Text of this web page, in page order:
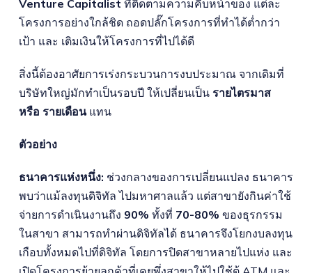
Venture Capitalist ที่ติดตามความคืบหน้าของ แต่ละ
โครงการอย่างใกล้ชิด ถอดปลั๊กโครงการที่ทำได้ต่ำกว่า
เป้า และ เติมเงินให้โครงการที่ไปได้ดี
สิ่งนี้ต้องอาศัยการเร่งกระบวนการงบประมาณ จากเดิมที่
บริษัทใหญ่มักทำเป็นรอบปี ให้เปลี่ยนเป็น รายไตรมาส
หรือ รายเดือนแทน
ตัวอย่าง
ธนาคารแห่งหนึ่ง: ช่วงกลางของการเปลี่ยนแปลง ธนาคาร
พบว่าแม้ลงทุนดิจิทัล ไปมหาศาลแล้ว แต่สาขายังกินค่าใช้
จ่ายการดำเนินงานถึง 90% ทั้งที่ 70-80% ของธุรกรรม
ในสาขา สามารถทำผ่านดิจิทัลได้ ธนาคารจึงโยกงบลงทุน
เกือบทั้งหมดไปที่ดิจิทัล โดยการปิดสาขาหลายไปแห่ง และ